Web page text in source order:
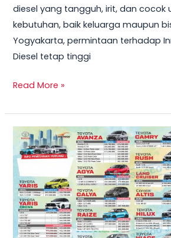
diesel yang tangguh, irit, dan cocok
kebutuhan, baik keluarga maupun
Yogyakarta, permintaan terhadap
Diesel tetap tinggi
Read More »
Harga
Toyota
Calya
2025
di
Yogyakarta:
OTR,